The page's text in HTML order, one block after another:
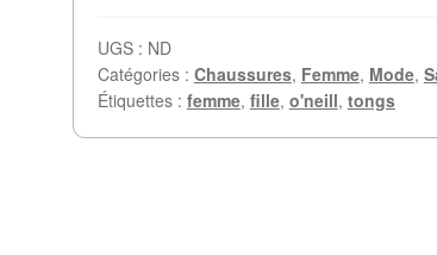
UGS : ND
Catégories : Chaussures, Femme, Mode,
Étiquettes : femme, fille, o'neill, tongs